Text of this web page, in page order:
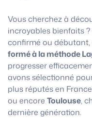
Vous cherchez à
incroyables bienfaits
confirmé ou
formé à la méthode
progresser
avons sélectionné
plus réputés en
ou encore Toulouse,
dernière génération.